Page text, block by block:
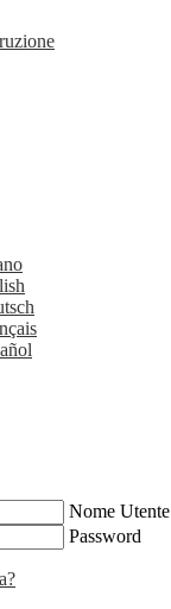
Nome Utente
Password